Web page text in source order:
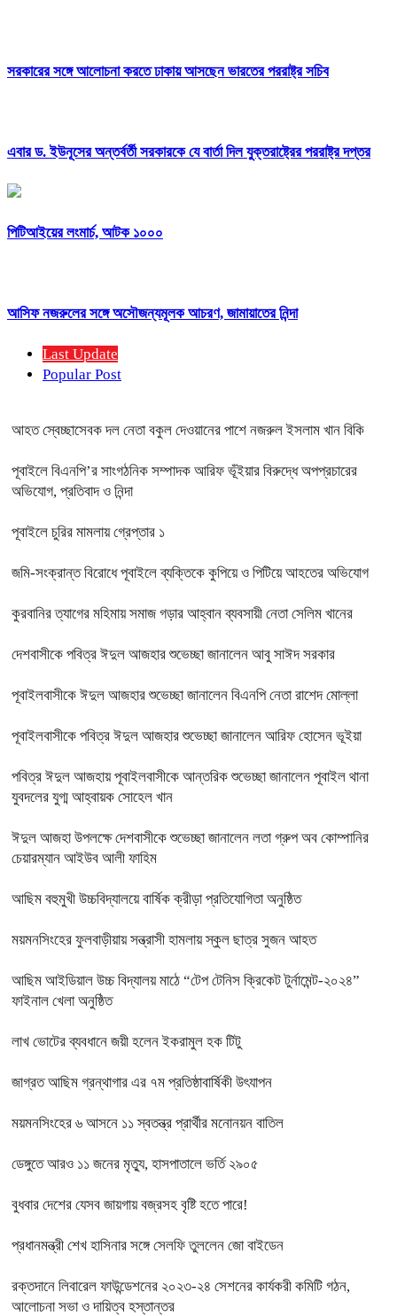
সরকারের সঙ্গে আলোচনা করতে ঢাকায় আসছেন ভারতের পররাষ্ট্র সচিব
এবার ড. ইউনূসের অন্তর্বর্তী সরকারকে যে বার্তা দিল যুক্তরাষ্ট্রের পররাষ্ট্র দপ্তর
পিটিআইয়ের লংমার্চ, আটক ১০০০
আসিফ নজরুলের সঙ্গে অসৌজন্যমূলক আচরণ, জামায়াতের নিন্দা
Last Update
Popular Post
আহত স্বেচ্ছাসেবক দল নেতা বকুল দেওয়ানের পাশে নজরুল ইসলাম খান বিকি
পূবাইলে বিএনপি’র সাংগঠনিক সম্পাদক আরিফ ভূঁইয়ার বিরুদ্ধে অপপ্রচারের
অভিযোগ, প্রতিবাদ ও নিন্দা
পূবাইলে চুরির মামলায় গ্রেপ্তার ১
জমি-সংক্রান্ত বিরোধে পূবাইলে ব্যক্তিকে কুপিয়ে ও পিটিয়ে আহতের অভিযোগ
কুরবানির ত্যাগের মহিমায় সমাজ গড়ার আহ্বান ব্যবসায়ী নেতা সেলিম খানের
দেশবাসীকে পবিত্র ঈদুল আজহার শুভেচ্ছা জানালেন আবু সাঈদ সরকার
পূবাইলবাসীকে ঈদুল আজহার শুভেচ্ছা জানালেন বিএনপি নেতা রাশেদ মোল্লা
পূবাইলবাসীকে পবিত্র ঈদুল আজহার শুভেচ্ছা জানালেন আরিফ হোসেন ভূইয়া
পবিত্র ঈদুল আজহায় পূবাইলবাসীকে আন্তরিক শুভেচ্ছা জানালেন পূবাইল থানা
যুবদলের যুগ্ম আহ্বায়ক সোহেল খান
ঈদুল আজহা উপলক্ষে দেশবাসীকে শুভেচ্ছা জানালেন লতা গ্রুপ অব কোম্পানির
চেয়ারম্যান আইউব আলী ফাহিম
আছিম বহুমুখী উচ্চবিদ্যালয়ে বার্ষিক ক্রীড়া প্রতিযোগিতা অনুষ্ঠিত
ময়মনসিংহের ফুলবাড়ীয়ায় সন্ত্রাসী হামলায় স্কুল ছাত্র সুজন আহত
আছিম আইডিয়াল উচ্চ বিদ্যালয় মাঠে “টেপ টেনিস ক্রিকেট টুর্নামেন্ট-২০২৪”
ফাইনাল খেলা অনুষ্ঠিত
লাখ ভোটের ব্যবধানে জয়ী হলেন ইকরামুল হক টিটু
জাগ্রত আছিম গ্রন্থাগার এর ৭ম প্রতিষ্ঠাবার্ষিকী উৎযাপন
ময়মনসিংহের ৬ আসনে ১১ স্বতন্ত্র প্রার্থীর মনোনয়ন বাতিল
ডেঙ্গুতে আরও ১১ জনের মৃত্যু, হাসপাতালে ভর্তি ২৯০৫
বুধবার দেশের যেসব জায়গায় বজ্রসহ বৃষ্টি হতে পারে!
প্রধানমন্ত্রী শেখ হাসিনার সঙ্গে সেলফি তুললেন জো বাইডেন
রক্তদানে লিবারেল ফাউন্ডেশনের ২০২৩-২৪ সেশনের কার্যকরী কমিটি গঠন,
আলোচনা সভা ও দায়িত্ব হস্তান্তর